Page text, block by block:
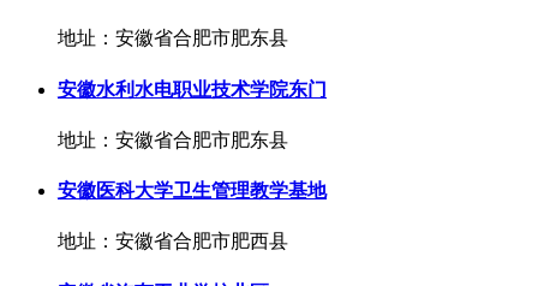
地址：安徽省合肥市肥东县
安徽水利水电职业技术学院东门
地址：安徽省合肥市肥东县
安徽医科大学卫生管理教学基地
地址：安徽省合肥市肥西县